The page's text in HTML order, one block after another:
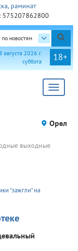
575207862800
по новостям
18+
8 августа 2026 г.
суббота
Toggle
Орел
выходные
"зажгли" на